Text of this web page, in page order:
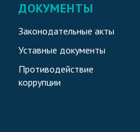
ДОКУМЕНТЫ
Законодательные акты
Уставные документы
Противодействие
коррупции